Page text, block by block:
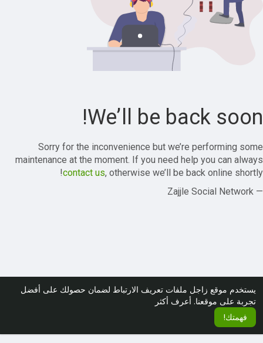
يستخدم موقع زاجل ملفات تعريف الارتباط لضمان حصولك على أفضل
تجربة على موقعنا. أعرف أكثر
فهمتك!
We’ll be back soon!
Sorry for the inconvenience but we’re performing some
maintenance at the moment. If you need help you can always
contact us, otherwise we’ll be back online shortly!
— Zajjle Social Network